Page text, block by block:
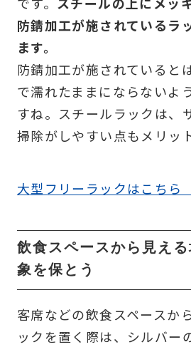
防錆加工が施されているラ
ます。
防錆加工が施されていると
で濡れたままにならないよ
すね。スチールラックは、
掃除がしやすい点もメリッ
大型フリーラックはこち
飲食スペースから見え
象を保とう
客席などの飲食スペースか
ックを置く際は、シルバー